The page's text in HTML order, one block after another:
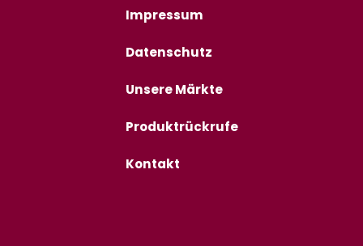
Impressum
Datenschutz
Unsere Märkte
Produktrückrufe
Kontakt